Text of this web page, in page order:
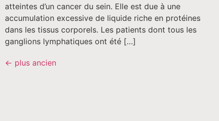
atteintes d’un cancer du sein. Elle est due à une
accumulation excessive de liquide riche en protéines
dans les tissus corporels. Les patients dont tous les
ganglions lymphatiques ont été […]
← plus ancien